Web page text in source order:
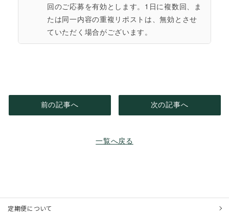
回のご応募を有効とします。1日に複数回、ま
たは同一内容の重複リポストは、無効とさせ
ていただく場合がございます。
当社関係者および本キャンペーン関係者の応
2. 抽選・当選発表について
トよりDMにてご連絡いたします。あらかじめ
号」をご入力いただきます。
前の記事へ
一覧へ戻る
次の記事へ
定期便について